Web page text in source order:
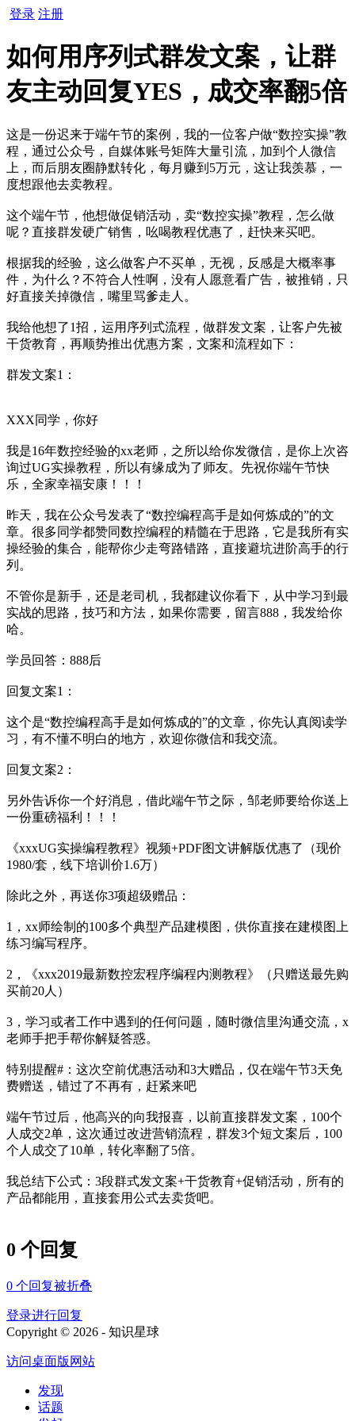
登录 注册
如何用序列式群发文案，让群
友主动回复YES，成交率翻5倍
这是一份迟来于端午节的案例，我的一位客户做“数控实操”教
程，通过公众号，自媒体账号矩阵大量引流，加到个人微信
上，而后朋友圈静默转化，每月赚到5万元，这让我羡慕，一
度想跟他去卖教程。
这个端午节，他想做促销活动，卖“数控实操”教程，怎么做
呢？直接群发硬广销售，吆喝教程优惠了，赶快来买吧。
根据我的经验，这么做客户不买单，无视，反感是大概率事
件，为什么？不符合人性啊，没有人愿意看广告，被推销，只
好直接关掉微信，嘴里骂爹走人。
我给他想了1招，运用序列式流程，做群发文案，让客户先被
干货教育，再顺势推出优惠方案，文案和流程如下：
群发文案1：
XXX同学，你好
我是16年数控经验的xx老师，之所以给你发微信，是你上次咨
询过UG实操教程，所以有缘成为了师友。先祝你端午节快
乐，全家幸福安康！！！
昨天，我在公众号发表了“数控编程高手是如何炼成的”的文
章。很多同学都赞同数控编程的精髓在于思路，它是我所有实
操经验的集合，能帮你少走弯路错路，直接避坑进阶高手的行
列。
不管你是新手，还是老司机，我都建议你看下，从中学习到最
实战的思路，技巧和方法，如果你需要，留言888，我发给你
哈。
学员回答：888后
回复文案1：
这个是“数控编程高手是如何炼成的”的文章，你先认真阅读学
习，有不懂不明白的地方，欢迎你微信和我交流。
回复文案2：
另外告诉你一个好消息，借此端午节之际，邹老师要给你送上
一份重磅福利！！！
《xxxUG实操编程教程》视频+PDF图文讲解版优惠了（现价
1980/套，线下培训价1.6万）
除此之外，再送你3项超级赠品：
1，xx师绘制的100多个典型产品建模图，供你直接在建模图上
练习编写程序。
2，《xxx2019最新数控宏程序编程内测教程》（只赠送最先购
买前20人）
3，学习或者工作中遇到的任何问题，随时微信里沟通交流，x
老师手把手帮你解疑答惑。
特别提醒#：这次空前优惠活动和3大赠品，仅在端午节3天免
费赠送，错过了不再有，赶紧来吧
端午节过后，他高兴的向我报喜，以前直接群发文案，100个
人成交2单，这次通过改进营销流程，群发3个短文案后，100
个人成交了10单，转化率翻了5倍。
我总结下公式：3段群式发文案+干货教育+促销活动，所有的
产品都能用，直接套用公式去卖货吧。
0 个回复
0 个回复被折叠
登录进行回复
Copyright © 2026 - 知识星球
访问桌面版网站
发现
话题